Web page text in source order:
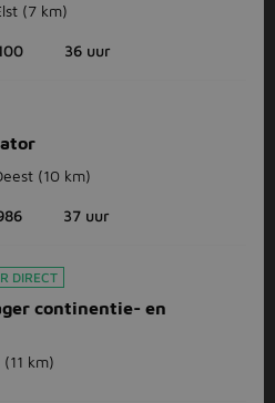
(7 km)
36 uur
(10 km)
37 uur
DIRECT
continentie- en
(11 km)